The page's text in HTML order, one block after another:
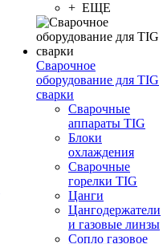
+ ЕЩЕ
Сварочное
оборудование для TIG
сварки
Сварочные
аппараты TIG
Блоки
охлаждения
Сварочные
горелки TIG
Цанги
Цангодержатели
и газовые линзы
Сопло газовое